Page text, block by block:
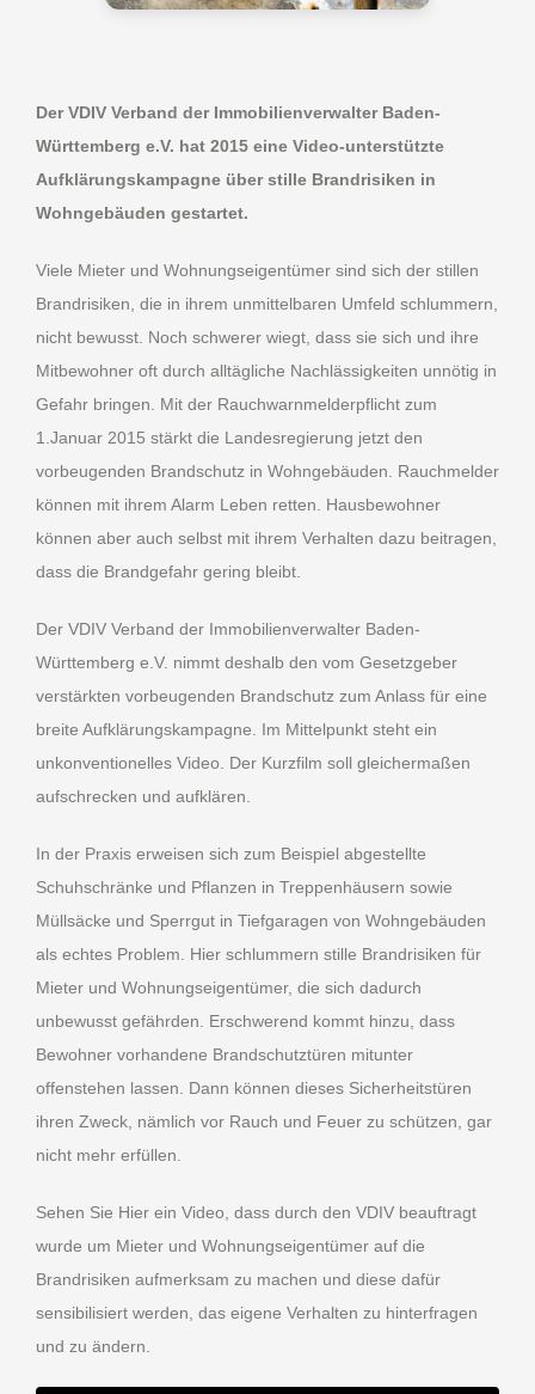
Der VDIV Verband der Immobilienverwalter Baden-
Württemberg e.V. hat 2015 eine Video-unterstützte
Aufklärungskampagne über stille Brandrisiken in
Wohngebäuden gestartet.
Viele Mieter und Wohnungseigentümer sind sich der stillen
Brandrisiken, die in ihrem unmittelbaren Umfeld schlummern,
nicht bewusst. Noch schwerer wiegt, dass sie sich und ihre
Mitbewohner oft durch alltägliche Nachlässigkeiten unnötig in
Gefahr bringen. Mit der Rauchwarnmelderpflicht zum
1.Januar 2015 stärkt die Landesregierung jetzt den
vorbeugenden Brandschutz in Wohngebäuden. Rauchmelder
können mit ihrem Alarm Leben retten. Hausbewohner
können aber auch selbst mit ihrem Verhalten dazu beitragen,
dass die Brandgefahr gering bleibt.
Der VDIV Verband der Immobilienverwalter Baden-
Württemberg e.V. nimmt deshalb den vom Gesetzgeber
verstärkten vorbeugenden Brandschutz zum Anlass für eine
breite Aufklärungskampagne. Im Mittelpunkt steht ein
unkonventionelles Video. Der Kurzfilm soll gleichermaßen
aufschrecken und aufklären.
In der Praxis erweisen sich zum Beispiel abgestellte
Schuhschränke und Pflanzen in Treppenhäusern sowie
Müllsäcke und Sperrgut in Tiefgaragen von Wohngebäuden
als echtes Problem. Hier schlummern stille Brandrisiken für
Mieter und Wohnungseigentümer, die sich dadurch
unbewusst gefährden. Erschwerend kommt hinzu, dass
Bewohner vorhandene Brandschutztüren mitunter
offenstehen lassen. Dann können dieses Sicherheitstüren
ihren Zweck, nämlich vor Rauch und Feuer zu schützen, gar
nicht mehr erfüllen.
Sehen Sie Hier ein Video, dass durch den VDIV beauftragt
wurde um Mieter und Wohnungseigentümer auf die
Brandrisiken aufmerksam zu machen und diese dafür
sensibilisiert werden, das eigene Verhalten zu hinterfragen
und zu ändern.